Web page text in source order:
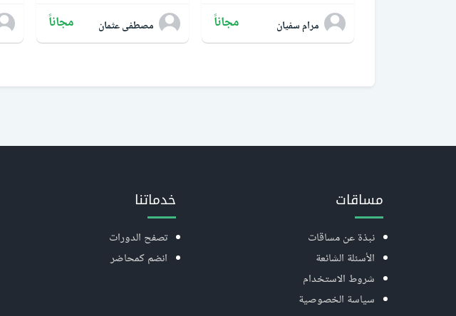
مرام سفيان مجاناً مصطفى عثمان مجاناً
مساقات
نبذة عن مساقات
الأسئلة الشائعة
شروط الاستخدام
سياسة الخصوصية
خدماتنا
تصفح الدورات
انضم كمحاضر